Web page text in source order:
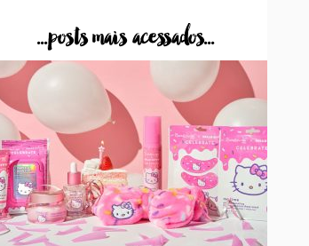
...posts mais acessados...